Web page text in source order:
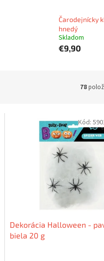
Čarodejnícky
hnedý
Skladom
€9,90
78
Dekorácia Halloween -
biela 20 g
Kód: